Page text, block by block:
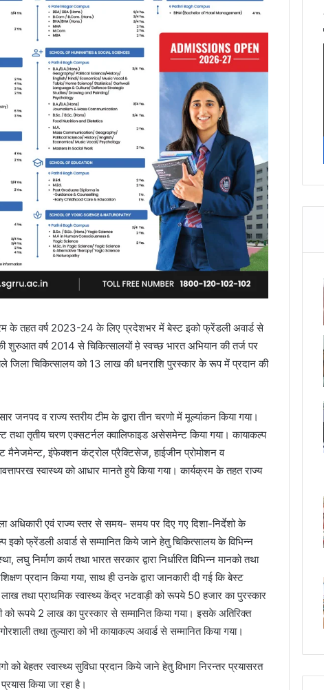
के तहत वर्ष 2023-24 के लिए प्रदेशभर में बेस्ट इको फ्रेंडली अवार्ड से
शुरुआत वर्ष 2014 से चिकित्सालयों मे़ स्वच्छ भारत अभियान की तर्ज पर
जिला चिकित्सालय को 13 लाख की धनराशि पुरस्कार के रूप में प्रदान की
जनपद व राज्य स्तरीय टीम के द्वारा तीन चरणो में मूल्यांकन किया गया।
तृतीय चरण एक्सटर्नल क्वालिफाइड असेसमेन्ट किया गया। कायाकल्प
मैनेजमेन्ट, इंफेक्शन कंट्रोल प्रैक्टिसेज, हाईजीन प्रोमोशन व
स्वास्थ्य को आधार मानते हुये किया गया। कार्यक्रम के तहत राज्य
अधिकारी एवं राज्य स्तर से समय- समय पर दिए गए दिशा-निर्देशो के
फ्रेंडली अवार्ड से सम्मानित किये जाने हेतु चिकित्सालय के विभिन्न
निर्माण कार्य तथा भारत सरकार द्वारा निर्धारित विभिन्न मानको तथा
प्रदान किया गया, साथ ही उनके द्वारा जानकारी दी गई कि बेस्ट
तथा प्राथमिक स्वास्थ्य केंद्र भटवाड़ी को रूपये 50 हजार का पुरस्कार
को रूपये 2 लाख का पुरस्कार से सम्मानित किया गया। इसके अतिरिक्त
तथा तुल्यारा को भी कायाकल्प अवार्ड से सम्मानित किया गया।
को बेहतर स्वास्थ्य सुविधा प्रदान किये जाने हेतु विभाग निरन्तर प्रयासरत
किया जा रहा है।